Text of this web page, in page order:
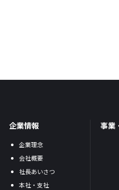
企業情報
企業理念
会社概要
社長あいさつ
本社・支社
事業